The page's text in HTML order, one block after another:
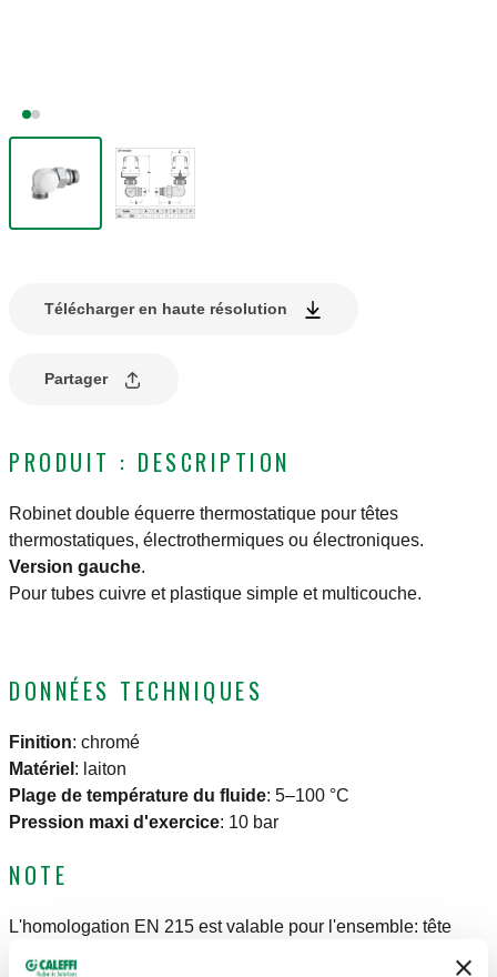
Télécharger en haute résolution
Partager
PRODUIT : DESCRIPTION
Robinet double équerre thermostatique pour têtes
thermostatiques, électrothermiques ou électroniques.
Version gauche.
Pour tubes cuivre et plastique simple et multicouche.
DONNÉES TECHNIQUES
Finition: chromé
Matériel : laiton
Plage de température du fluide: 5–100 °C
Pression maxi d'exercice: 10 bar
NOTE
L'homologation EN 215 est valable pour l'ensemble: tête